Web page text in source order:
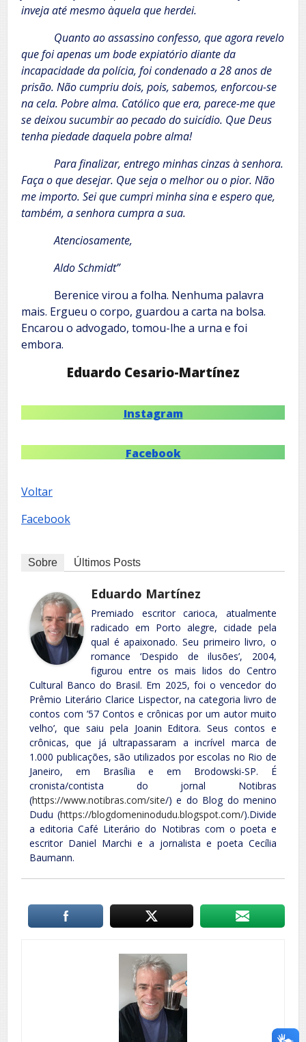
inveja até mesmo àquela que herdei.
Quanto ao assassino confesso, que agora revelo
que foi apenas um bode expiatório diante da
incapacidade da polícia, foi condenado a 28 anos de
prisão. Não cumpriu dois, pois, sabemos, enforcou-se
na cela. Pobre alma. Católico que era, parece-me que
se deixou sucumbir ao pecado do suicídio. Que Deus
tenha piedade daquela pobre alma!
Para finalizar, entrego minhas cinzas à senhora.
Faça o que desejar. Que seja o melhor ou o pior. Não
me importo. Sei que cumpri minha sina e espero que,
também, a senhora cumpra a sua.
Atenciosamente,
Aldo Schmidt”
Berenice virou a folha. Nenhuma palavra
mais. Ergueu o corpo, guardou a carta na bolsa.
Encarou o advogado, tomou-lhe a urna e foi
embora.
Eduardo Cesario-Martínez
Instagram
Facebook
Voltar
Facebook
Sobre Últimos Posts
Eduardo Martínez
Premiado escritor carioca, atualmente
radicado em Porto alegre, cidade pela
qual é apaixonado. Seu primeiro livro, o
romance ‘Despido de ilusões’, 2004,
figurou entre os mais lidos do Centro
Cultural Banco do Brasil. Em 2025, foi o vencedor do
Prêmio Literário Clarice Lispector, na categoria livro de
contos com ’57 Contos e crônicas por um autor muito
velho’, que saiu pela Joanin Editora. Seus contos e
crônicas, que já ultrapassaram a incrível marca de
1.000 publicações, são utilizados por escolas no Rio de
Janeiro, em Brasília e em Brodowski-SP. É
cronista/contista do jornal Notibras
(https://www.notibras.com/site/) e do Blog do menino
Dudu (https://blogdomeninodudu.blogspot.com/).Divide
a editoria Café Literário do Notibras com o poeta e
escritor Daniel Marchi e a jornalista e poeta Cecília
Baumann.